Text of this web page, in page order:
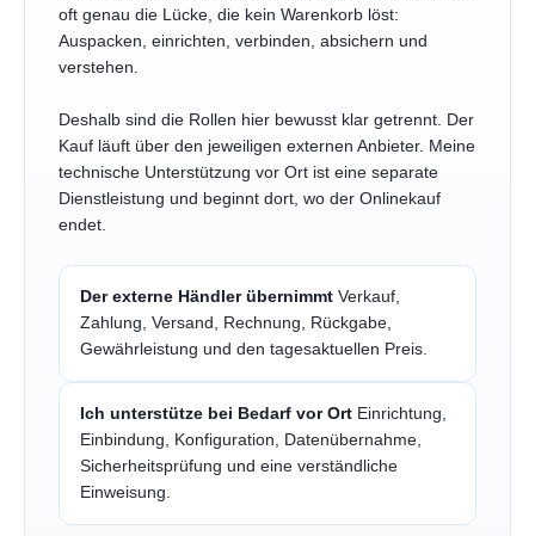
oft genau die Lücke, die kein Warenkorb löst:
Auspacken, einrichten, verbinden, absichern und
verstehen.
Deshalb sind die Rollen hier bewusst klar getrennt. Der
Kauf läuft über den jeweiligen externen Anbieter. Meine
technische Unterstützung vor Ort ist eine separate
Dienstleistung und beginnt dort, wo der Onlinekauf
endet.
Der externe Händler übernimmt Verkauf,
Zahlung, Versand, Rechnung, Rückgabe,
Gewährleistung und den tagesaktuellen Preis.
Ich unterstütze bei Bedarf vor Ort Einrichtung,
Einbindung, Konfiguration, Datenübernahme,
Sicherheitsprüfung und eine verständliche
Einweisung.